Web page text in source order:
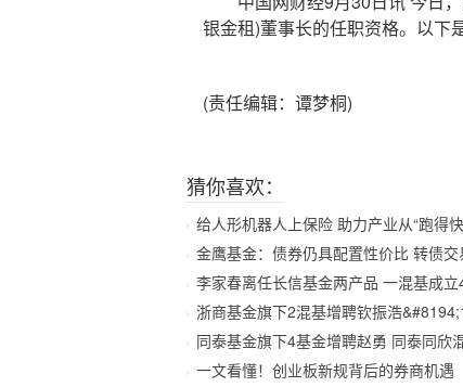
银金租)董事长的任职资格。以下
(责任编辑：谭梦桐)
猜你喜欢：
给人形机器人上保险 助力产业从“跑得快
金鹰基金：债券仍具配置性价比 转债
李家春离任长信基金两产品 一混基成
浙商基金旗下2混基增聘钦振浩
同泰基金旗下4基金增聘赵勇 同泰同欣
一文看懂！创业板新规背后的券商机遇